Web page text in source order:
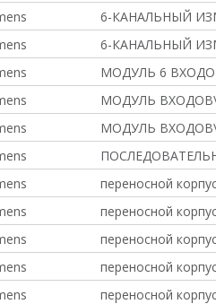
6-КАНАЛЬНЫЙ
6-КАНАЛЬНЫЙ
МОДУЛЬ 6
МОДУЛЬ
МОДУЛЬ
переносной
переносной
переносной
переносной
переносной